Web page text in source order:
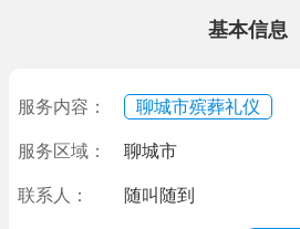
基本信息
服务内容： 聊城市殡葬礼仪
服务区域： 聊城市
联系人： 随叫随到